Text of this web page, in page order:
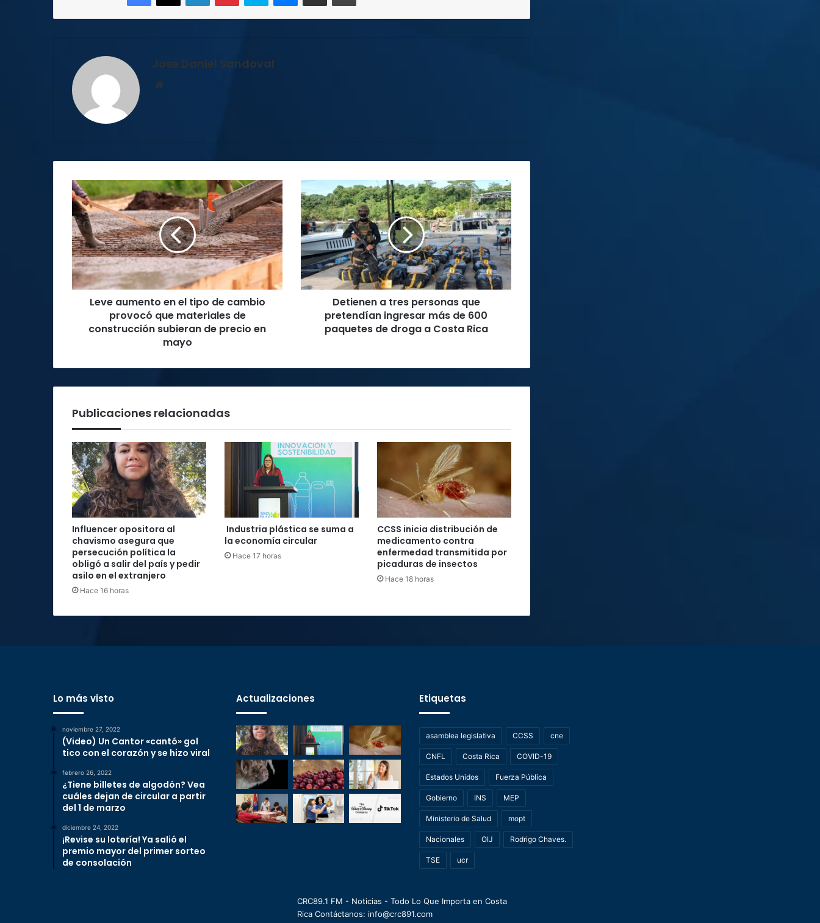
Jose Daniel Sandoval
Leve
aumento
en
el
tipo
de
cambio
provocó
que
materiales
construcción
mayo
Leve aumento en el tipo de cambio
provocó que materiales de
construcción subieran de precio en
mayo
Detienen
a
tres
personas
que
pretendían
ingresar
más
de
paquetes
Detienen a tres personas que
pretendían ingresar más de 600
paquetes de droga a Costa Rica
Publicaciones relacionadas
Influencer opositora al
chavismo asegura que
persecución política la
obligó a salir del país y pedir
asilo en el extranjero
Hace 16 horas
Industria plástica se suma a
la economía circular
Hace 17 horas
CCSS inicia distribución de
medicamento contra
enfermedad transmitida por
picaduras de insectos
Hace 18 horas
Lo más visto
noviembre 27, 2022
(Video) Un Cantor «cantó» gol
tico con el corazón y se hizo viral
febrero 26, 2022
¿Tiene billetes de algodón? Vea
cuáles dejan de circular a partir
del 1 de marzo
diciembre 24, 2022
¡Revise su lotería! Ya salió el
premio mayor del primer sorteo
de consolación
Actualizaciones Etiquetas
asamblea legislativa CCSS cne
CNFL Costa Rica COVID-19
Estados Unidos Fuerza Pública
Gobierno INS MEP
Ministerio de Salud mopt
Nacionales OIJ Rodrigo Chaves.
TSE ucr
CRC89.1 FM - Noticias - Todo Lo Que Importa en Costa
Rica Contáctanos: info@crc891.com